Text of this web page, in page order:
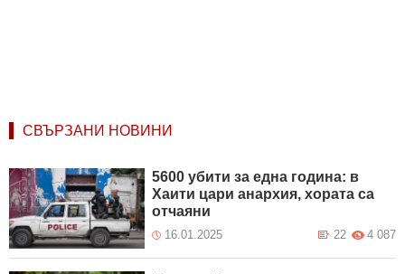
СВЪРЗАНИ НОВИНИ
5600 убити за една година: в
Хаити цари анархия, хората са
отчаяни
16.01.2025 4 087
22